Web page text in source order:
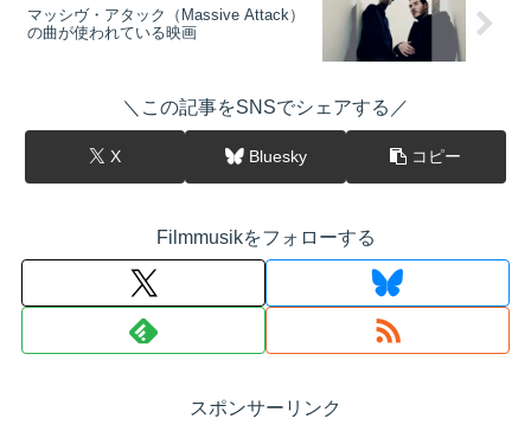
マッシヴ・アタック（Massive Attack）
の曲が使われている映画
＼この記事をSNSでシェアする／
X Bluesky コピー
Filmmusikをフォローする
スポンサーリンク